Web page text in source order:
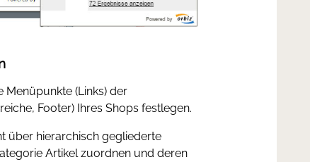
Menüpunkte (Links) der
Footer) Ihres Shops festlegen.
über hierarchisch gegliederte
Artikel zuordnen und deren